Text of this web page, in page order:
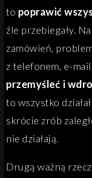
to poprawić
źle przebiegały.
zamówień,
z telefonem, e-
przemyśleć i
to wszystko
skrócie zrób
nie działają.
Drugą ważną